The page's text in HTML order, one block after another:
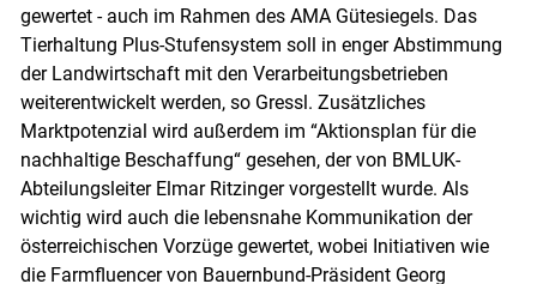
gewertet - auch im Rahmen des AMA Gütesiegels. Das
Tierhaltung Plus-Stufensystem soll in enger Abstimmung
der Landwirtschaft mit den Verarbeitungsbetrieben
weiterentwickelt werden, so Gressl. Zusätzliches
Marktpotenzial wird außerdem im “Aktionsplan für die
nachhaltige Beschaffung“ gesehen, der von BMLUK-
Abteilungsleiter Elmar Ritzinger vorgestellt wurde. Als
wichtig wird auch die lebensnahe Kommunikation der
österreichischen Vorzüge gewertet, wobei Initiativen wie
die Farmfluencer von Bauernbund-Präsident Georg